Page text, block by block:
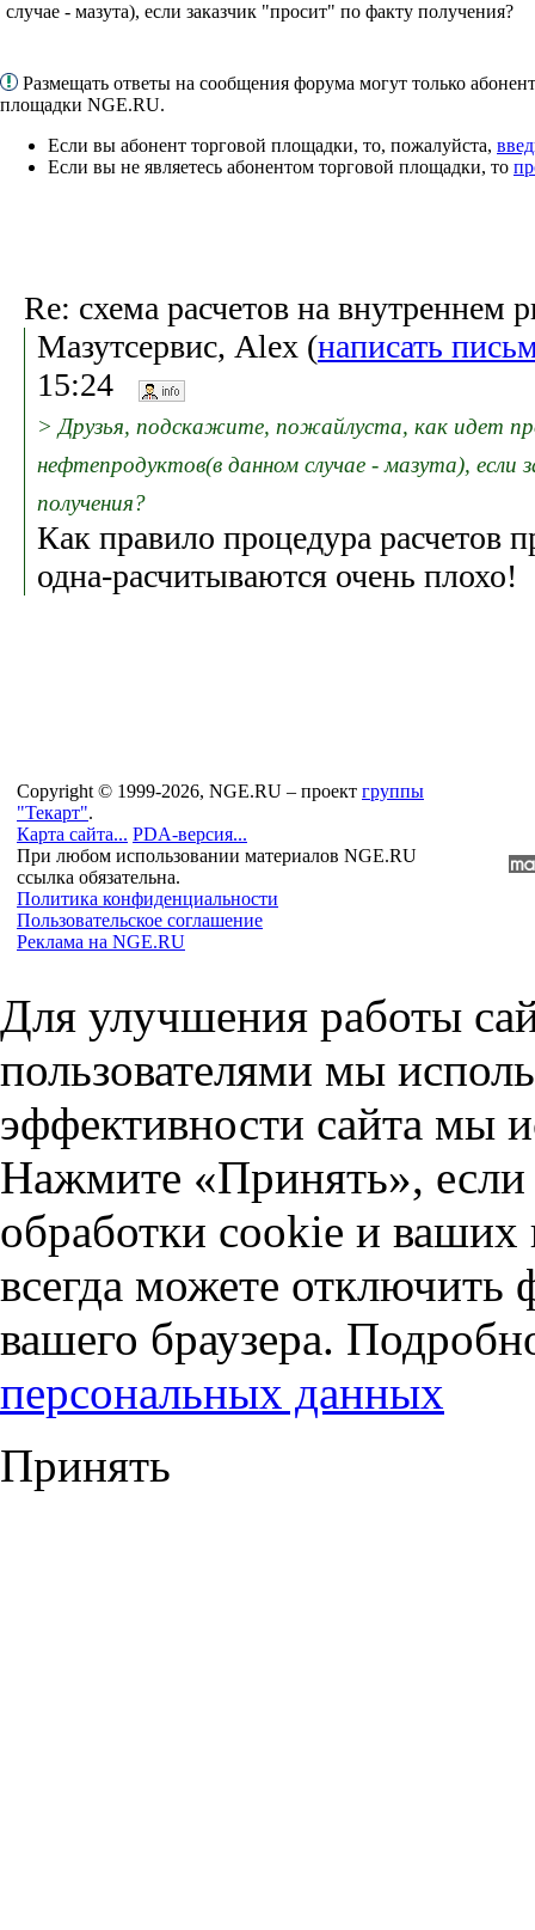
случае - мазута), если заказчик "просит" по факту получения?
Размещать ответы на сообщения форума могут только
площадки NGE.RU.
Если вы абонент торговой площадки, то, пожалуйста,
Если вы не являетесь абонентом торговой площадки, то
Re: схема расчетов на внутреннем
Мазутсервис, Alex (написать
15:24
> Друзья, подскажите, пожайлуста, как идет
нефтепродуктов(в данном случае - мазута),
получения?
Как правило процедура расчетов
одна-расчитываются очень плохо!
Copyright © 1999-2026, NGE.RU – проект группы
"Текарт".
Карта сайта... PDA-версия...
При любом использовании материалов NGE.RU
ссылка обязательна.
Политика конфиденциальности
Пользовательское соглашение
Реклама на NGE.RU
Для улучшения работы
пользователями мы
эффективности сайта мы
Нажмите «Принять», если
обработки cookie и
всегда можете отключить
вашего браузера.
персональных данных
Принять